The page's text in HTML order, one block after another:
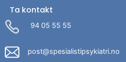
Ta kontakt
94 05 55 55
post@spesialistipsykiatri.no